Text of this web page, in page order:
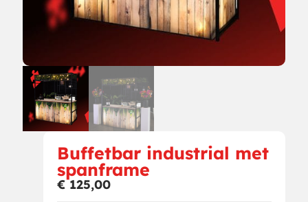
Buffetbar industrial met
spanframe
€125,00